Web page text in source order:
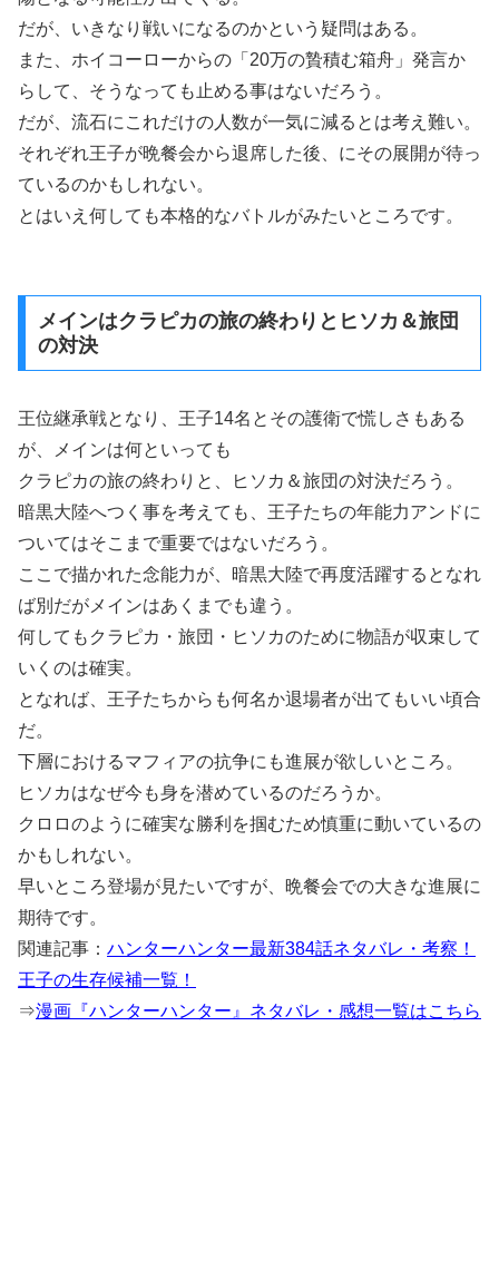
だが、いきなり戦いになるのかという疑問はある。
また、ホイコーローからの「20万の贄積む箱舟」発言か
らして、そうなっても止める事はないだろう。
だが、流石にこれだけの人数が一気に減るとは考え難い。
それぞれ王子が晩餐会から退席した後、にその展開が待っ
ているのかもしれない。
とはいえ何しても本格的なバトルがみたいところです。
メインはクラピカの旅の終わりとヒソカ＆旅団
の対決
王位継承戦となり、王子14名とその護衛で慌しさもある
が、メインは何といっても
クラピカの旅の終わりと、ヒソカ＆旅団の対決だろう。
暗黒大陸へつく事を考えても、王子たちの年能力アンドに
ついてはそこまで重要ではないだろう。
ここで描かれた念能力が、暗黒大陸で再度活躍するとなれ
ば別だがメインはあくまでも違う。
何してもクラピカ・旅団・ヒソカのために物語が収束して
いくのは確実。
となれば、王子たちからも何名か退場者が出てもいい頃合
だ。
下層におけるマフィアの抗争にも進展が欲しいところ。
ヒソカはなぜ今も身を潜めているのだろうか。
クロロのように確実な勝利を掴むため慎重に動いているの
かもしれない。
早いところ登場が見たいですが、晩餐会での大きな進展に
期待です。
関連記事： ハンターハンター最新384話ネタバレ・考察！
王子の生存候補一覧！
⇒漫画『ハンターハンター』ネタバレ・感想一覧はこちら